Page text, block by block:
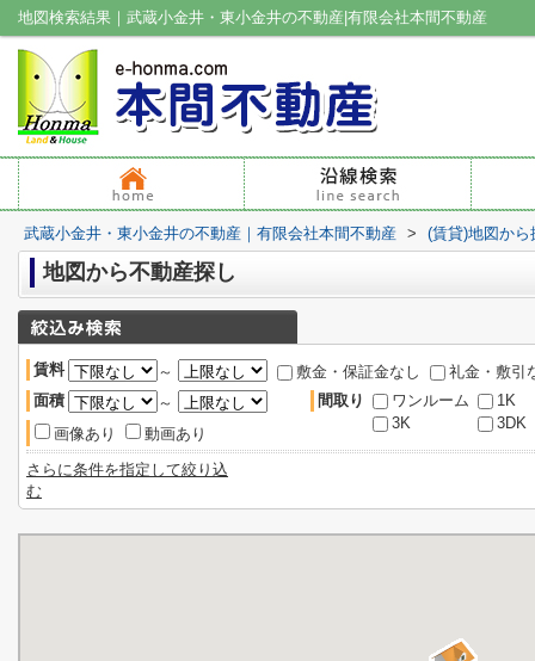
地図検索結果｜武蔵小金井・東小金井の不動産|有限会社本間不動産
武蔵小金井・東小金井の不動産｜有限会社本間不動産 > (賃貸)地図から
地図から不動産探し
賃料 ～ 敷金・保証金なし
礼金・敷引
面積
～
画像あり
動画あり
間取り ワンルーム
1K
3K
3DK
さらに条件を指定して絞り込
む